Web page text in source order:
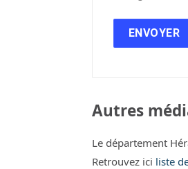
Autres
Le département
Retrouvez ici liste